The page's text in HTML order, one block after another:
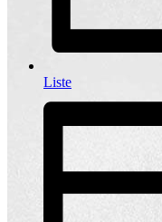
Liste